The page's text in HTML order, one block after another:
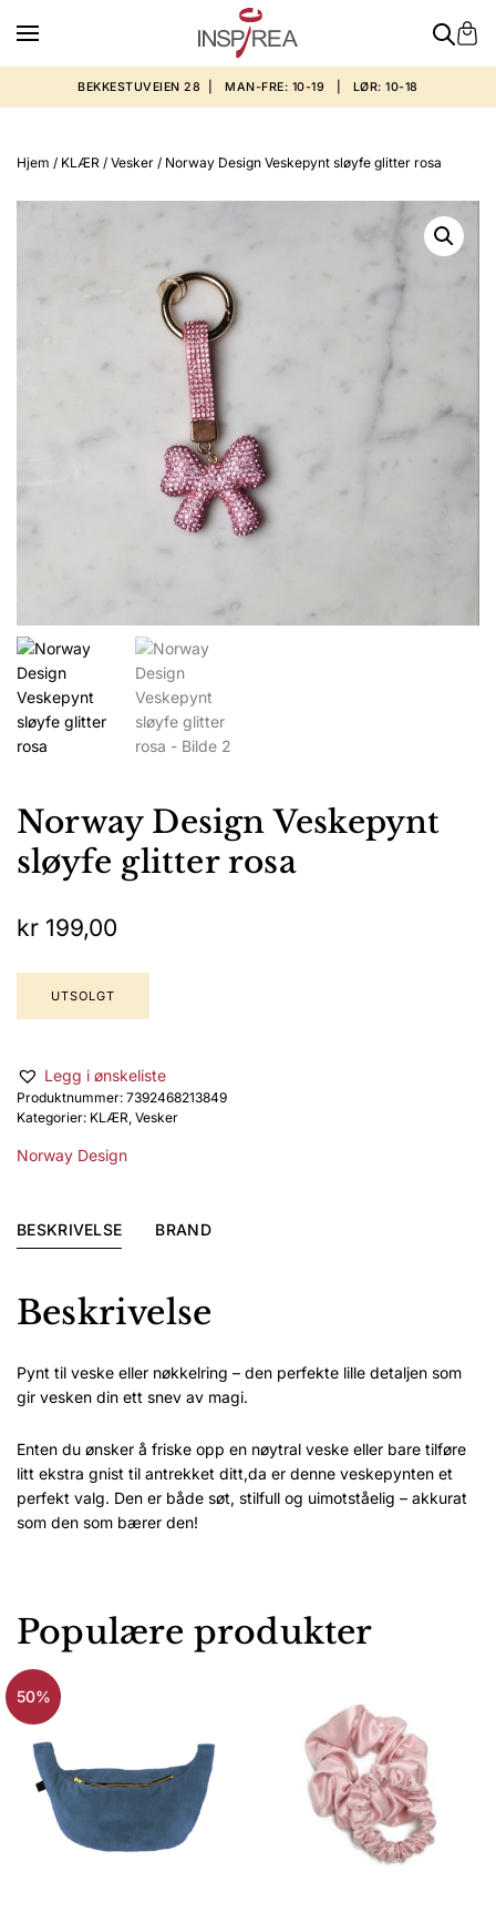
BEKKESTUVEIEN 28 | MAN-FRE: 10-19 | LØR: 10-18
Hjem / KLÆR / Vesker / Norway Design Veskepynt sløyfe glitter rosa
Norway Design Veskepynt
sløyfe glitter rosa
kr 199,00
UTSOLGT
Legg i ønskeliste
Produktnummer: 7392468213849
Kategorier: KLÆR, Vesker
Norway Design
BESKRIVELSE BRAND
Beskrivelse
Pynt til veske eller nøkkelring – den perfekte lille detaljen som
gir vesken din ett snev av magi.
Enten du ønsker å friske opp en nøytral veske eller bare tilføre
litt ekstra gnist til antrekket ditt,da er denne veskepynten et
perfekt valg. Den er både søt, stilfull og uimotståelig – akkurat
som den som bærer den!
Populære produkter
50%